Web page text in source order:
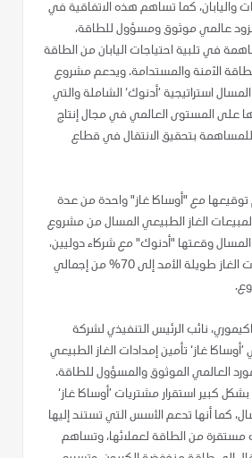
واليابان، كما تساهم هذه الاتفاقية في
عالمي موثوق ومسؤول للطاقة،
في تلبية احتياجات اليابان من الطاقة
الآمنة والمستدامة. ويدعم مشروع
استراتيجية ’أدنوك‘ الشاملة والتي
على المستوى العالمي في مجال إنتاج
للمساهمة بتحقيق الانتقال في قطاع
توقيعها مع "أوساكا غاز" واحدة من عدة
لمبيعات الغاز الطبيعي المسال من مشروع
المسال وقعتها "أدنوك" مع شركاء دوليين،
ما يرفع التزامات مبيعات الغاز طويلة الأمد إلى 70% من إجمالي
نائب الرئيس التنفيذي لشركة
غاز‘ تأمين إمدادات الغاز الطبيعي
العالمي الموثوق والمسؤول للطاقة.
كبير استقرار مشتريات ’أوساكا غاز‘
كما أنها تدعم الأسس التي تستند إليها
مستقرة من الطاقة لعملائها، وتساهم